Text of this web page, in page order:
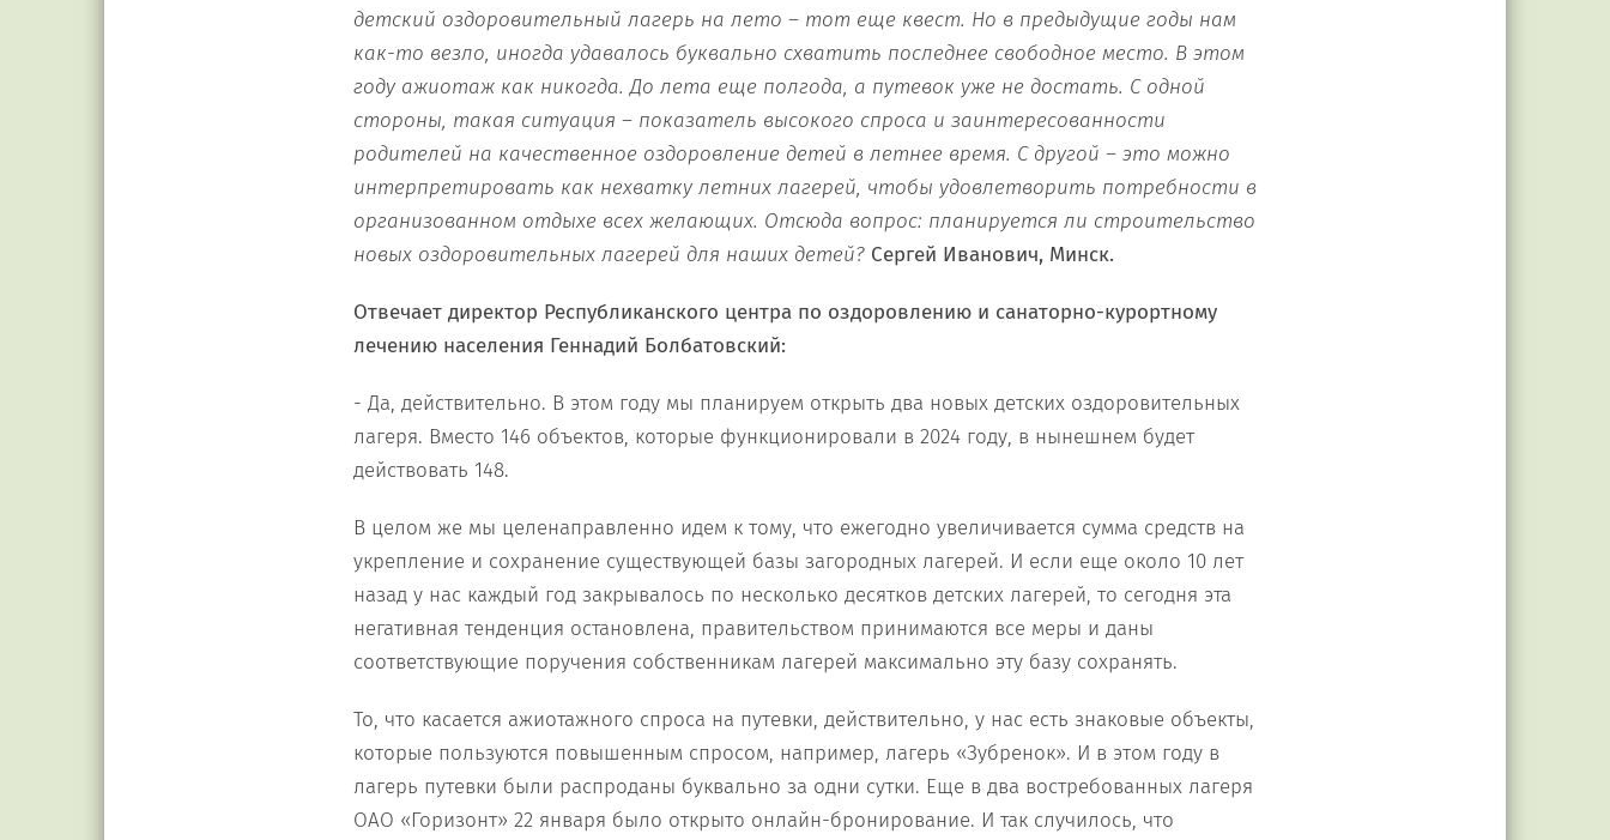
детский оздоровительный лагерь на лето – тот еще квест. Но в предыдущие годы нам
как-то везло, иногда удавалось буквально схватить последнее свободное место. В этом
году ажиотаж как никогда. До лета еще полгода, а путевок уже не достать. С одной
стороны, такая ситуация – показатель высокого спроса и заинтересованности
родителей на качественное оздоровление детей в летнее время. С другой – это можно
интерпретировать как нехватку летних лагерей, чтобы удовлетворить потребности в
организованном отдыхе всех желающих. Отсюда вопрос: планируется ли строительство
новых оздоровительных лагерей для наших детей? Сергей Иванович, Минск.
Отвечает директор Республиканского центра по оздоровлению и санаторно-курортному
лечению населения Геннадий Болбатовский:
- Да, действительно. В этом году мы планируем открыть два новых детских оздоровительных
лагеря. Вместо 146 объектов, которые функционировали в 2024 году, в нынешнем будет
действовать 148.
В целом же мы целенаправленно идем к тому, что ежегодно увеличивается сумма средств на
укрепление и сохранение существующей базы загородных лагерей. И если еще около 10 лет
назад у нас каждый год закрывалось по несколько десятков детских лагерей, то сегодня эта
негативная тенденция остановлена, правительством принимаются все меры и даны
соответствующие поручения собственникам лагерей максимально эту базу сохранять.
То, что касается ажиотажного спроса на путевки, действительно, у нас есть знаковые объекты,
которые пользуются повышенным спросом, например, лагерь «Зубренок». И в этом году в
лагерь путевки были распроданы буквально за одни сутки. Еще в два востребованных лагеря
ОАО «Горизонт» 22 января было открыто онлайн-бронирование. И так случилось, что